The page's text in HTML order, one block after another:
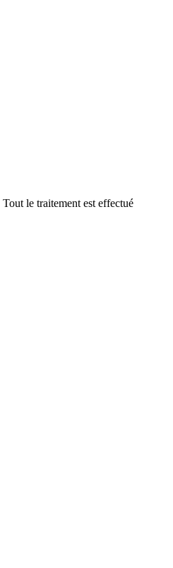
Tout le traitement est effectué